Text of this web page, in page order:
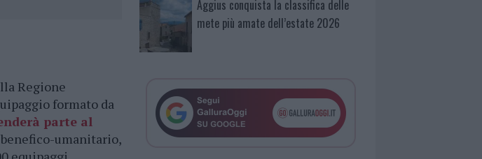
Regione
formato da
parte al
umanitario,
Aggius conquista la classifica delle
mete più amate dell’estate 2026